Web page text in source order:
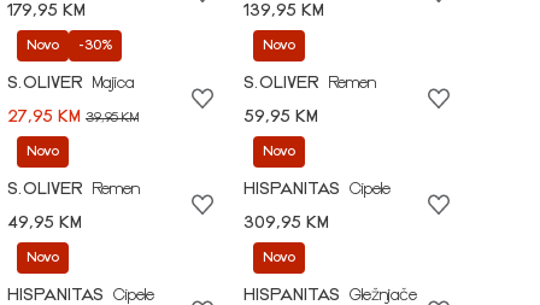
179,95 KM
139,95 KM
Novo -30%
S.OLIVER
Majica
27,95 KM 39,95 KM
Novo
S.OLIVER
Remen
59,95 KM
Novo
S.OLIVER
Remen
49,95 KM
Novo
HISPANITAS
Cipele
309,95 KM
Novo
HISPANITAS
Cipele
Novo
HISPANITAS
Gležnjače